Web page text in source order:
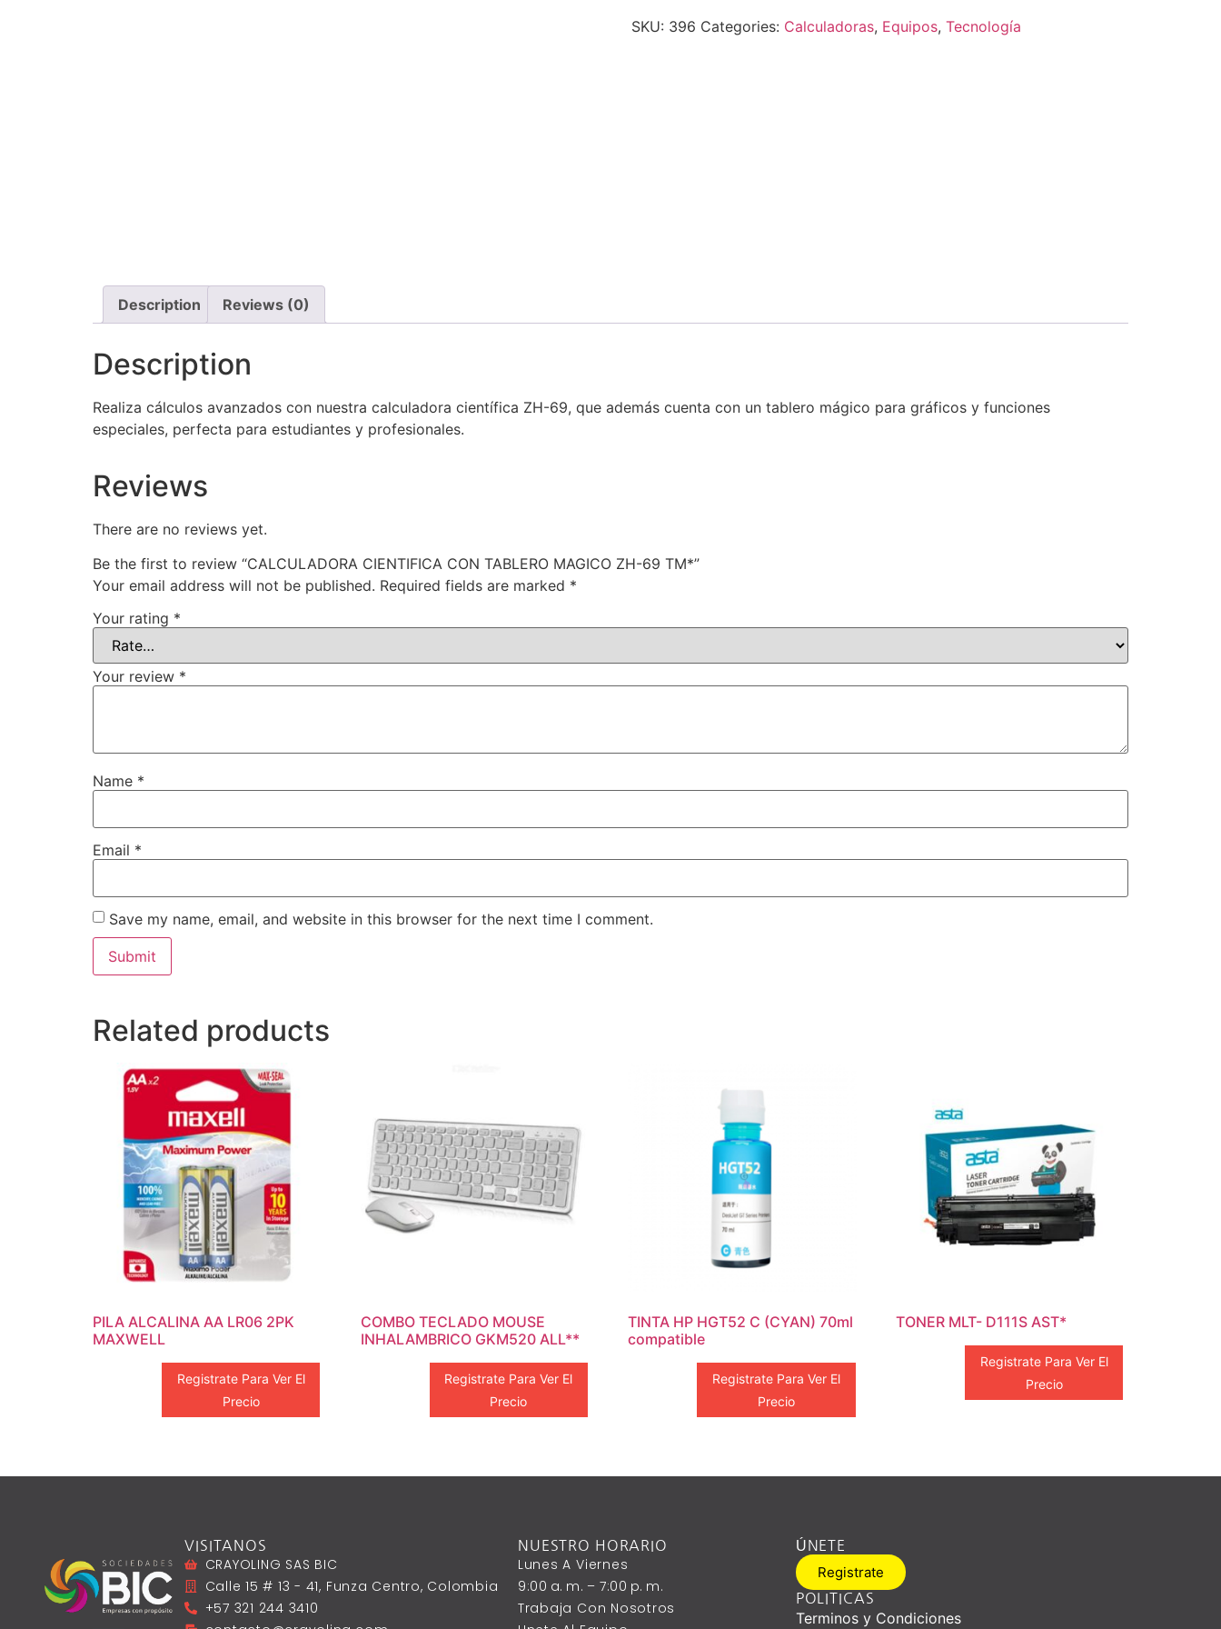
SKU: 396 Categories: Calculadoras, Equipos, Tecnología
Description Reviews (0)
Description
Realiza cálculos avanzados con nuestra calculadora científica ZH-69, que además cuenta con un tablero mágico para gráficos y funciones
especiales, perfecta para estudiantes y profesionales.
Reviews
There are no reviews yet.
Be the first to review “CALCULADORA CIENTIFICA CON TABLERO MAGICO ZH-69 TM*”
Your email address will not be published. Required fields are marked *
Your rating *
Your review *
Name *
Email *
Save my name, email, and website in this browser for the next time I comment.
Related products
PILA ALCALINA AA LR06 2PK
MAXWELL
Registrate Para Ver El
Precio
COMBO TECLADO MOUSE
INHALAMBRICO GKM520 ALL**
Registrate Para Ver El
Precio
TINTA HP HGT52 C (CYAN) 70ml
compatible
Registrate Para Ver El
Precio
TONER MLT- D111S AST*
Registrate Para Ver El
Precio
VISITANOS
CRAYOLING SAS BIC
Calle 15 # 13 - 41, Funza Centro, Colombia
+57 321 244 3410
NUESTRO HORARIO
Lunes A ‎Viernes
9:00 A. M. – 7:00 P. M.
Trabaja Con Nosotros
ÚNETE
Registrate
POLITICAS
Terminos y Condiciones